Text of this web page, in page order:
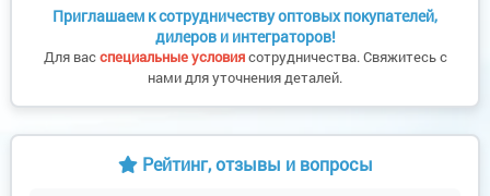
Приглашаем к сотрудничеству оптовых покупателей,
дилеров и интеграторов!
Для васспециальные условиясотрудничества. Свяжитесь с
нами для уточнения деталей.
Рейтинг, отзывы и вопросы